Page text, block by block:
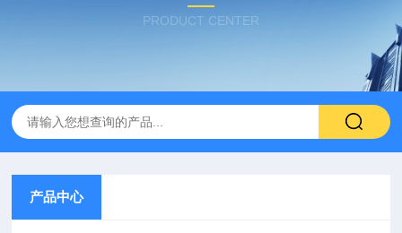
PRODUCT CENTER
产品中心